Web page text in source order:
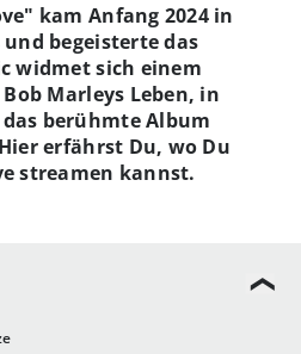
kam Anfang 2024 in
begeisterte das
widmet sich einem
Marleys Leben, in
berühmte Album
erfährst Du, wo Du
streamen kannst.